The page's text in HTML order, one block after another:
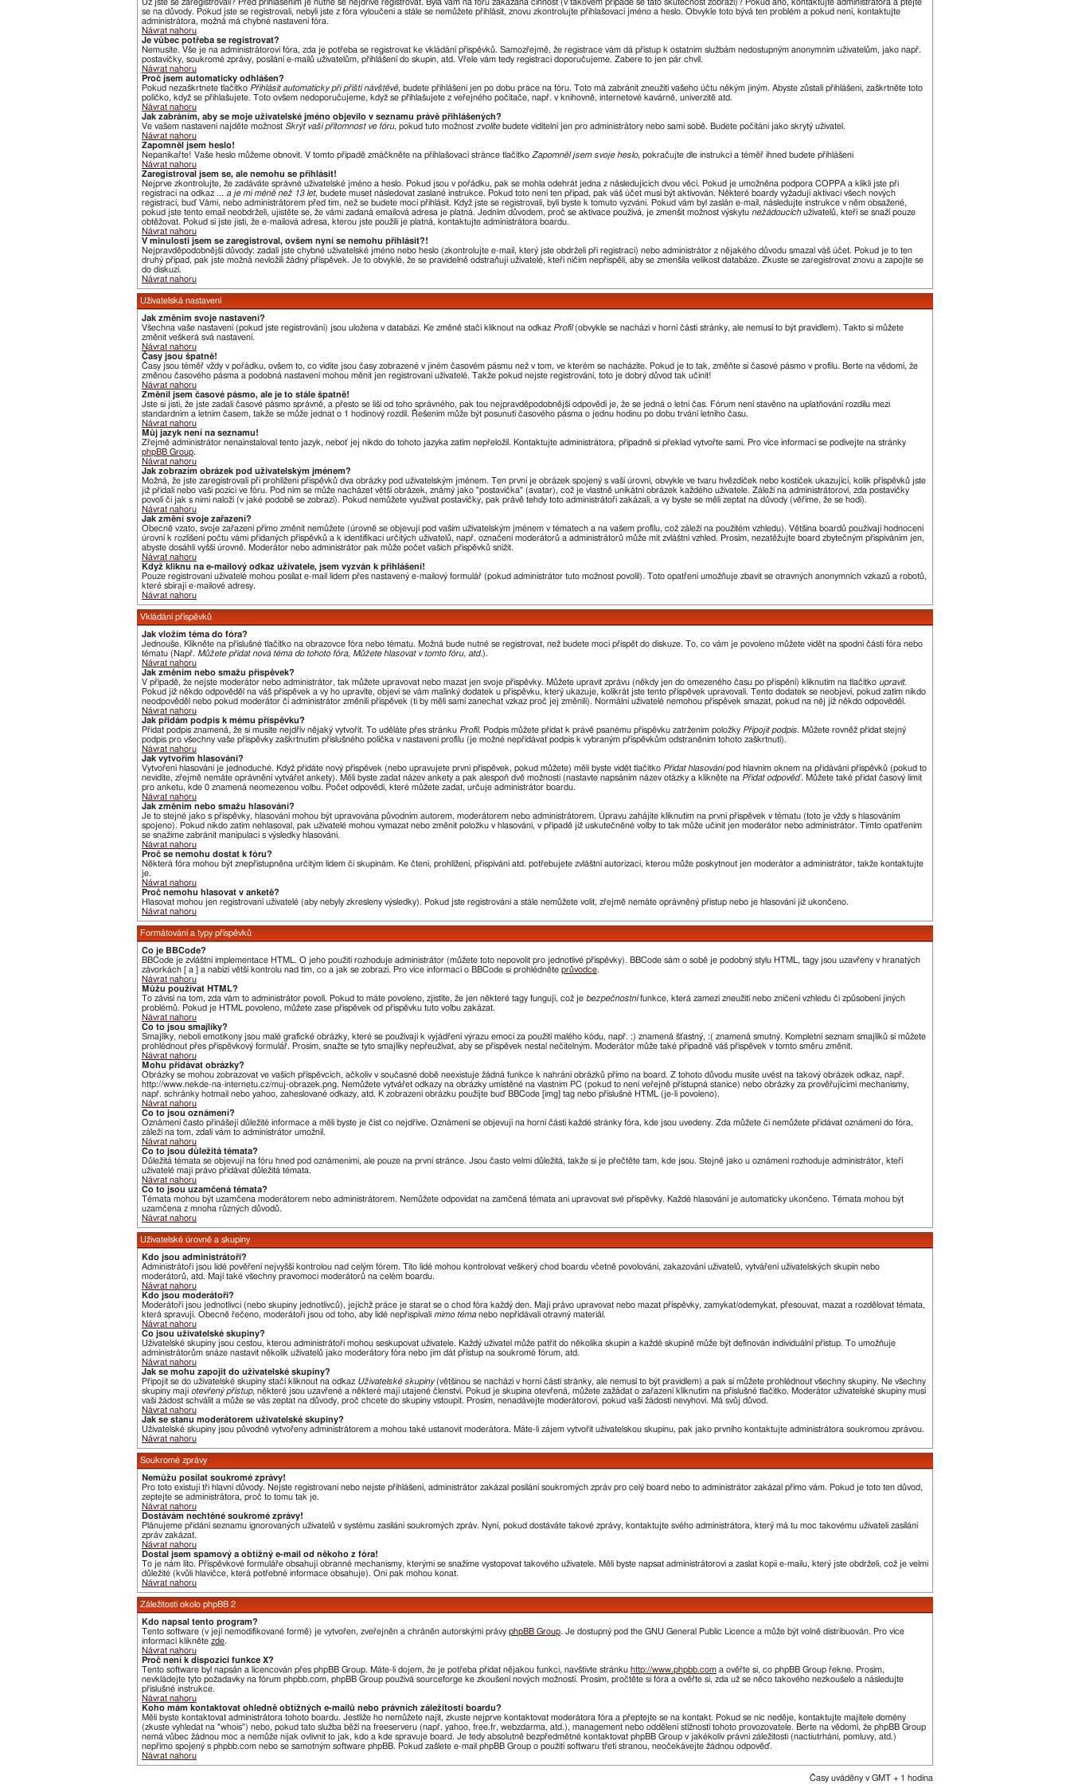
Už jste se zaregistrovali? Před přihlášením je nutné se nejdříve registrovat. Byla vám na fóru zakázána činnost (v takovém případě se tato skutečnost zobrazí)? Pokud ano, kontaktujte administrátora a ptejte
se na důvody. Pokud jste se registrovali, nebyli jste z fóra vyloučeni a stále se nemůžete přihlásit, znovu zkontrolujte přihlašovací jméno a heslo. Obvykle toto bývá ten problém a pokud není, kontaktujte
administrátora, možná má chybné nastavení fóra.
Návrat nahoru
Je vůbec potřeba se registrovat?
Nemusíte. Vše je na administrátorovi fóra, zda je potřeba se registrovat ke vkládání příspěvků. Samozřejmě, že registrace vám dá přístup k ostatním službám nedostupným anonymním uživatelům, jako např.
postavičky, soukromé zprávy, posílání e-mailů uživatelům, přihlášení do skupin, atd. Vřele vám tedy registraci doporučujeme. Zabere to jen pár chvil.
Návrat nahoru
Proč jsem automaticky odhlášen?
Pokud nezaškrtnete tlačítko Přihlásit automaticky při příští návštěvě, budete přihlášeni jen po dobu práce na fóru. Toto má zabránit zneužití vašeho účtu někým jiným. Abyste zůstali přihlášeni, zaškrtněte toto
políčko, když se přihlašujete. Toto ovšem nedoporučujeme, když se přihlašujete z veřejného počítače, např. v knihovně, internetové kavárně, univerzitě atd.
Návrat nahoru
Jak zabráním, aby se moje uživatelské jméno objevilo v seznamu právě přihlášených?
Ve vašem nastavení najděte možnost Skrýt vaši přítomnost ve fóru, pokud tuto možnost zvolítebudete viditelní jen pro administrátory nebo sami sobě. Budete počítáni jako skrytý uživatel.
Návrat nahoru
Zapomněl jsem heslo!
Nepanikařte! Vaše heslo můžeme obnovit. V tomto případě zmáčkněte na přihlašovací stránce tlačítko Zapomněl jsem svoje heslo, pokračujte dle instrukcí a téměř ihned budete přihlášeni
Návrat nahoru
Zaregistroval jsem se, ale nemohu se přihlásit!
Nejprve zkontrolujte, že zadáváte správné uživatelské jméno a heslo. Pokud jsou v pořádku, pak se mohla odehrát jedna z následujících dvou věcí. Pokud je umožněna podpora COPPA a klikli jste při
registraci na odkaz ... a je mi méně než 13 let, budete muset následovat zaslané instrukce. Pokud toto není ten případ, pak váš účet musí být aktivován. Některé boardy vyžadují aktivaci všech nových
registrací, buď Vámi, nebo administrátorem před tím, než se budete moci přihlásit. Když jste se registrovali, byli byste k tomuto vyzváni. Pokud vám byl zaslán e-mail, následujte instrukce v něm obsažené,
pokud jste tento email neobdrželi, ujistěte se, že vámi zadaná emailová adresa je platná. Jedním důvodem, proč se aktivace používá, je zmenšit možnost výskytu nežádoucíchuživatelů, kteří se snaží pouze
obtěžovat. Pokud si jste jisti, že e-mailová adresa, kterou jste použili je platná, kontaktujte administrátora boardu.
Návrat nahoru
V minulosti jsem se zaregistroval, ovšem nyní se nemohu přihlásit?!
Nejpravděpodobnější důvody: zadali jste chybné uživatelské jméno nebo heslo (zkontrolujte e-mail, který jste obdrželi při registraci) nebo administrátor z nějakého důvodu smazal váš účet. Pokud je to ten
druhý případ, pak jste možná nevložili žádný příspěvek. Je to obvyklé, že se pravidelně odstraňují uživatelé, kteří ničím nepřispěli, aby se zmenšila velikost databáze. Zkuste se zaregistrovat znovu a zapojte se
do diskuzí.
Návrat nahoru
Uživatelská nastavení
Jak změním svoje nastavení?
Všechna vaše nastavení (pokud jste registrováni) jsou uložena v databázi. Ke změně stačí kliknout na odkaz Profil(obvykle se nachází v horní části stránky, ale nemusí to být pravidlem). Takto si můžete
změnit veškerá svá nastavení.
Návrat nahoru
Časy jsou špatně!
Časy jsou téměř vždy v pořádku, ovšem to, co vidíte jsou časy zobrazené v jiném časovém pásmu než v tom, ve kterém se nacházíte. Pokud je to tak, změňte si časové pásmo v profilu. Berte na vědomí, že
změnou časového pásma a podobná nastavení mohou měnit jen registrovaní uživatelé. Takže pokud nejste registrováni, toto je dobrý důvod tak učinit!
Návrat nahoru
Změnil jsem časové pásmo, ale je to stále špatně!
Jste si jisti, že jste zadali časové pásmo správně, a přesto se liší od toho správného, pak tou nejpravděpodobnější odpovědí je, že se jedná o letní čas. Fórum není stavěno na uplatňování rozdílu mezi
standardním a letním časem, takže se může jednat o 1 hodinový rozdíl. Řešením může být posunutí časového pásma o jednu hodinu po dobu trvání letního času.
Návrat nahoru
Můj jazyk není na seznamu!
Zřejmě administrátor nenainstaloval tento jazyk, neboť jej nikdo do tohoto jazyka zatím nepřeložil. Kontaktujte administrátora, případně si překlad vytvořte sami. Pro více informací se podívejte na stránky
phpBB Group.
Návrat nahoru
Jak zobrazím obrázek pod uživatelským jménem?
Možná, že jste zaregistrovali při prohlížení příspěvků dva obrázky pod uživatelským jménem. Ten první je obrázek spojený s vaší úrovní, obvykle ve tvaru hvězdiček nebo kostiček ukazující, kolik příspěvků jste
již přidali nebo vaší pozici ve fóru. Pod ním se může nacházet větší obrázek, známý jako "postavička" (avatar), což je vlastně unikátní obrázek každého uživatele. Záleží na administrátorovi, zda postavičky
povolí či jak s nimi naloží (v jaké podobě se zobrazí). Pokud nemůžete využívat postavičky, pak právě tehdy toto administrátoři zakázali, a vy byste se měli zeptat na důvody (věříme, že se hodí).
Návrat nahoru
Jak změní svoje zařazení?
Obecně vzato, svoje zařazení přímo změnit nemůžete (úrovně se objevují pod vaším uživatelským jménem v tématech a na vašem profilu, což záleží na použitém vzhledu). Většina boardů používají hodnocení
úrovní k rozlišení počtu vámi přidaných příspěvků a k identifikaci určitých uživatelů, např. označení moderátorů a administrátorů může mít zvláštní vzhled. Prosím, nezatěžujte board zbytečným přispíváním jen,
abyste dosáhli vyšší úrovně. Moderátor nebo administrátor pak může počet vašich příspěvků snížit.
Návrat nahoru
Když kliknu na e-mailový odkaz uživatele, jsem vyzván k přihlášení!
Pouze registrovaní uživatelé mohou posílat e-mail lidem přes nastavený e-mailový formulář (pokud administrátor tuto možnost povolil). Toto opatření umožňuje zbavit se otravných anonymních vzkazů a robotů,
které sbírají e-mailové adresy.
Návrat nahoru
Vkládání příspěvků
Jak vložím téma do fóra?
Jednouše. Klikněte na příslušné tlačítko na obrazovce fóra nebo tématu. Možná bude nutné se registrovat, než budete moci přispět do diskuze. To, co vám je povoleno můžete vidět na spodní části fóra nebo
tématu (Např. Můžete přidat nová téma do tohoto fóra, Můžete hlasovat v tomto fóru, atd.).
Návrat nahoru
Jak změním nebo smažu příspěvek?
V případě, že nejste moderátor nebo administrátor, tak můžete upravovat nebo mazat jen svoje příspěvky. Můžete upravit zprávu (někdy jen do omezeného času po přispění) kliknutím na tlačítko upravit.
Pokud již někdo odpověděl na váš příspěvek a vy ho upravíte, objeví se vám malinký dodatek u příspěvku, který ukazuje, kolikrát jste tento příspěvek upravovali. Tento dodatek se neobjeví, pokud zatím nikdo
neodpověděl nebo pokud moderátor či administrátor změnili příspěvek (ti by měli sami zanechat vzkaz proč jej změnili). Normální uživatelé nemohou příspěvek smazat, pokud na něj již někdo odpověděl.
Návrat nahoru
Jak přidám podpis k mému příspěvku?
Přidat podpis znamená, že si musíte nejdřív nějaký vytvořit. To uděláte přes stránku Profil. Podpis můžete přidat k právě psanému příspěvku zatržením položky Připojit podpis. Můžete rovněž přidat stejný
podpis pro všechny vaše příspěvky zaškrtnutím příslušného políčka v nastavení profilu (je možné nepřidávat podpis k vybraným příspěvkům odstraněním tohoto zaškrtnutí).
Návrat nahoru
Jak vytvořím hlasování?
Vytvoření hlasování je jednoduché. Když přidáte nový příspěvek (nebo upravujete první příspěvek, pokud můžete) měli byste vidět tlačítko Přidat hlasovánípod hlavním oknem na přidávání příspěvků (pokud to
nevidíte, zřejmě nemáte oprávnění vytvářet ankety). Měli byste zadat název ankety a pak alespoň dvě možnosti (nastavte napsáním název otázky a klikněte na Přidat odpověď. Můžete také přidat časový limit
pro anketu, kde 0 znamená neomezenou volbu. Počet odpovědí, které můžete zadat, určuje administrátor boardu.
Návrat nahoru
Jak změním nebo smažu hlasování?
Je to stejné jako s příspěvky, hlasování mohou být upravována původním autorem, moderátorem nebo administrátorem. Úpravu zahájíte kliknutím na první příspěvek v tématu (toto je vždy s hlasováním
spojeno). Pokud nikdo zatím nehlasoval, pak uživatelé mohou vymazat nebo změnit položku v hlasování, v případě již uskutečněné volby to tak může učinit jen moderátor nebo administrátor. Tímto opatřením
se snažíme zabránit manipulaci s výsledky hlasování.
Návrat nahoru
Proč se nemohu dostat k fóru?
Některá fóra mohou být znepřístupněna určitým lidem či skupinám. Ke čtení, prohlížení, přispívání atd. potřebujete zvláštní autorizaci, kterou může poskytnout jen moderátor a administrátor, takže kontaktujte
je.
Návrat nahoru
Proč nemohu hlasovat v anketě?
Hlasovat mohou jen registrovaní uživatelé (aby nebyly zkresleny výsledky). Pokud jste registrováni a stále nemůžete volit, zřejmě nemáte oprávněný přístup nebo je hlasování již ukončeno.
Návrat nahoru
Formátování a typy příspěvků
Co je BBCode?
BBCode je zvláštní implementace HTML. O jeho použití rozhoduje administrátor (můžete toto nepovolit pro jednotlivé příspěvky). BBCode sám o sobě je podobný stylu HTML, tagy jsou uzavřeny v hranatých
závorkách [ a ] a nabízí větší kontrolu nad tím, co a jak se zobrazí. Pro více informací o BBCode si prohlédněte průvodce.
Návrat nahoru
Můžu používat HTML?
To závisí na tom, zda vám to administrátor povolí. Pokud to máte povoleno, zjistíte, že jen některé tagy fungují, což je bezpečnostnífunkce, která zamezí zneužití nebo zničení vzhledu či způsobení jiných
problémů. Pokud je HTML povoleno, můžete zase příspěvek od příspěvku tuto volbu zakázat.
Návrat nahoru
Co to jsou smajlíky?
Smajlíky, neboli emotikony jsou malé grafické obrázky, které se používají k vyjádření výrazu emocí za použití malého kódu, např. :) znamená šťastný, :( znamená smutný. Kompletní seznam smajlíků si můžete
prohlédnout přes příspěvkový formulář. Prosím, snažte se tyto smajlíky nepřeužívat, aby se příspěvek nestal nečitelným. Moderátor může také případně váš příspěvek v tomto směru změnit.
Návrat nahoru
Mohu přidávat obrázky?
Obrázky se mohou zobrazovat ve vašich příspěvcích, ačkoliv v současné době neexistuje žádná funkce k nahrání obrázků přímo na board. Z tohoto důvodu musíte uvést na takový obrázek odkaz, např.
http://www.nekde-na-internetu.cz/muj-obrazek.png. Nemůžete vytvářet odkazy na obrázky umístěné na vlastním PC (pokud to není veřejně přístupná stanice) nebo obrázky za prověřujícími mechanismy,
např. schránky hotmail nebo yahoo, zaheslované odkazy, atd. K zobrazení obrázku použijte buď BBCode [img] tag nebo příslušné HTML (je-li povoleno).
Návrat nahoru
Co to jsou oznámení?
Oznámení často přinášejí důležité informace a měli byste je číst co nejdříve. Oznámení se objevují na horní části každé stránky fóra, kde jsou uvedeny. Zda můžete či nemůžete přidávat oznámení do fóra,
záleží na tom, zdali vám to administrátor umožnil.
Návrat nahoru
Co to jsou důležitá témata?
Důležitá témata se objevují na fóru hned pod oznámeními, ale pouze na první stránce. Jsou často velmi důležitá, takže si je přečtěte tam, kde jsou. Stejně jako u oznámení rozhoduje administrátor, kteří
uživatelé mají právo přidávat důležitá témata.
Návrat nahoru
Co to jsou uzamčená témata?
Témata mohou být uzamčena moderátorem nebo administrátorem. Nemůžete odpovídat na zamčená témata ani upravovat své příspěvky. Každé hlasování je automaticky ukončeno. Témata mohou být
uzamčena z mnoha různých důvodů.
Návrat nahoru
Uživatelské úrovně a skupiny
Kdo jsou administrátoři?
Administrátoři jsou lidé pověření nejvyšší kontrolou nad celým fórem. Tito lidé mohou kontrolovat veškerý chod boardu včetně povolování, zakazování uživatelů, vytváření uživatelských skupin nebo
moderátorů, atd. Mají také všechny pravomoci moderátorů na celém boardu.
Návrat nahoru
Kdo jsou moderátoři?
Moderátoři jsou jednotlivci (nebo skupiny jednotlivců), jejichž práce je starat se o chod fóra každý den. Mají právo upravovat nebo mazat příspěvky, zamykat/odemykat, přesouvat, mazat a rozdělovat témata,
která spravují. Obecně řečeno, moderátoři jsou od toho, aby lidé nepřispívali mimo témanebo nepřidávali otravný materiál.
Návrat nahoru
Co jsou uživatelské skupiny?
Uživatelské skupiny jsou cestou, kterou administrátoři mohou seskupovat uživatele. Každý uživatel může patřit do několika skupin a každé skupině může být definován individuální přístup. To umožňuje
administrátorům snáze nastavit několik uživatelů jako moderátory fóra nebo jim dát přístup na soukromé fórum, atd.
Návrat nahoru
Jak se mohu zapojit do uživatelské skupiny?
Připojit se do uživatelské skupiny stačí kliknout na odkaz Uživatelské skupiny(většinou se nachází v horní části stránky, ale nemusí to být pravidlem) a pak si můžete prohlédnout všechny skupiny. Ne všechny
skupiny mají otevřený přístup, některé jsou uzavřené a některé mají utajené členství. Pokud je skupina otevřená, můžete zažádat o zařazení kliknutím na příslušné tlačítko. Moderátor uživatelské skupiny musí
vaši žádost schválit a může se vás zeptat na důvody, proč chcete do skupiny vstoupit. Prosím, nenadávejte moderátorovi, pokud vaší žádosti nevyhoví. Má svůj důvod.
Návrat nahoru
Jak se stanu moderátorem uživatelské skupiny?
Uživatelské skupiny jsou původně vytvořeny administrátorem a mohou také ustanovit moderátora. Máte-li zájem vytvořit uživatelskou skupinu, pak jako prvního kontaktujte administrátora soukromou zprávou.
Návrat nahoru
Soukromé zprávy
Nemůžu posílat soukromé zprávy!
Pro toto existují tři hlavní důvody. Nejste registrovaní nebo nejste přihlášení, administrátor zakázal posílání soukromých zpráv pro celý board nebo to administrátor zakázal přímo vám. Pokud je toto ten důvod,
zeptejte se administrátora, proč to tomu tak je.
Návrat nahoru
Dostávám nechtěné soukromé zprávy!
Plánujeme přidání seznamu ignorovaných uživatelů v systému zasílání soukromých zpráv. Nyní, pokud dostáváte takové zprávy, kontaktujte svého administrátora, který má tu moc takovému uživateli zasílání
zpráv zakázat.
Návrat nahoru
Dostal jsem spamový a obtížný e-mail od někoho z fóra!
To je nám líto. Příspěvkové formuláře obsahují obranné mechanismy, kterými se snažíme vystopovat takového uživatele. Měli byste napsat administrátorovi a zaslat kopii e-mailu, který jste obdrželi, což je velmi
důležité (kvůli hlavičce, která potřebné informace obsahuje). Oni pak mohou konat.
Návrat nahoru
Záležitosti okolo phpBB 2
Kdo napsal tento program?
Tento software (v její nemodifikované formě) je vytvořen, zveřejněn a chráněn autorskými právy phpBB Group. Je dostupný pod the GNU General Public Licence a může být volně distribuován. Pro více
informací klikněte zde.
Návrat nahoru
Proč není k dispozici funkce X?
Tento software byl napsán a licencován přes phpBB Group. Máte-li dojem, že je potřeba přidat nějakou funkci, navštivte stránku http://www.phpbb.com a ověřte si, co phpBB Group řekne. Prosím,
nevkládejte tyto požadavky na fórum phpbb.com, phpBB Group používá sourceforge ke zkoušení nových možností. Prosím, pročtěte si fóra a ověřte si, zda už se něco takového nezkoušelo a následujte
příslušné instrukce.
Návrat nahoru
Koho mám kontaktovat ohledně obtížných e-mailů nebo právních záležitostí boardu?
Měli byste kontaktovat administrátora tohoto boardu. Jestliže ho nemůžete najít, zkuste nejprve kontaktovat moderátora fóra a přeptejte se na kontakt. Pokud se nic neděje, kontaktujte majitele domény
(zkuste vyhledat na "whois") nebo, pokud tato služba běží na freeserveru (např. yahoo, free.fr, webzdarma, atd.), management nebo oddělení stížností tohoto provozovatele. Berte na vědomí, že phpBB Group
nemá vůbec žádnou moc a nemůže nijak ovlivnit to jak, kdo a kde spravuje board. Je tedy absolutně bezpředmětné kontaktovat phpBB Group v jakékoliv právní záležitosti (nactiutrhání, pomluvy, atd.)
nepřímo spojený s phpbb.com nebo se samotným software phpBB. Pokud zašlete e-mail phpBB Group o použití softwaru třetí stranou, neočekávejte žádnou odpověď.
Návrat nahoru
Časy uváděny v GMT + 1 hodina